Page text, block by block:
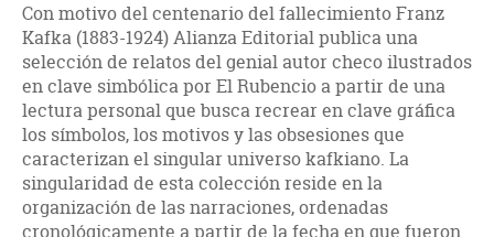
Con motivo del centenario del fallecimiento Franz
Kafka (1883-1924) Alianza Editorial publica una
selección de relatos del genial autor checo ilustrados
en clave simbólica por El Rubencio a partir de una
lectura personal que busca recrear en clave gráfica
los símbolos, los motivos y las obsesiones que
caracterizan el singular universo kafkiano. La
singularidad de esta colección reside en la
organización de las narraciones, ordenadas
cronológicamente a partir de la fecha en que fueron